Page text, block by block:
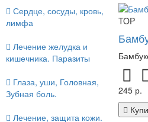
Сердце, сосуды, кровь,
лимфа
Лечение желудка и
кишечника. Паразиты
Глаза, уши, Головная,
Зубная боль.
Лечение, защита кожи.
TOP
245 р.